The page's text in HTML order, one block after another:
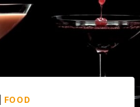
FOOD